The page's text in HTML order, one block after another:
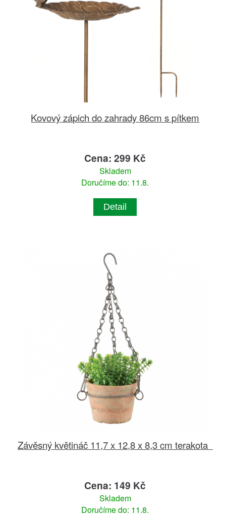
Kovový zápich do zahrady 86cm s pítkem
Cena: 299 Kč
Skladem
Doručíme do: 11.8.
Detail
Závěsný květináč 11,7 x 12,8 x 8,3 cm terakota
Cena: 149 Kč
Skladem
Doručíme do: 11.8.